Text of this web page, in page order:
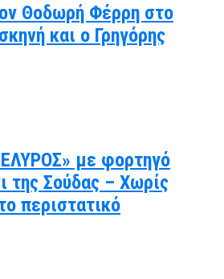
Θοδωρή Φέρρη στο
και ο Γρηγόρης
με φορτηγό
της Σούδας – Χωρίς
περιστατικό